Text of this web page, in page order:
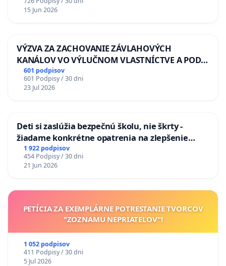
15 Jun 2026
VÝZVA ZA ZACHOVANIE ZÁVLAHOVÝCH
KANÁLOV VO VÝLUČNOM VLASTNÍCTVE A POD
KONTROLOU SLOVENSKEJ REPUBLIKY & žiadosť
na riešenie zanedbaného stavu závlahových a
odvodňovacích kanálov na Slovensku
601 podpisov
601 Podpisy / 30 dni
23 Jul 2026
Deti si zaslúžia bezpečnú školu, nie škrty -
žiadame konkrétne opatrenia na zlepšenie
situácie v školstve
1 922 podpisov
454 Podpisy / 30 dni
21 Jun 2026
PETÍCIA ZA EXEMPLÁRNE POTRESTANIE TVORCOV
"ZOZNAMU NEPRIATEĽOV"!
1 052 podpisov
411 Podpisy / 30 dni
5 Jul 2026